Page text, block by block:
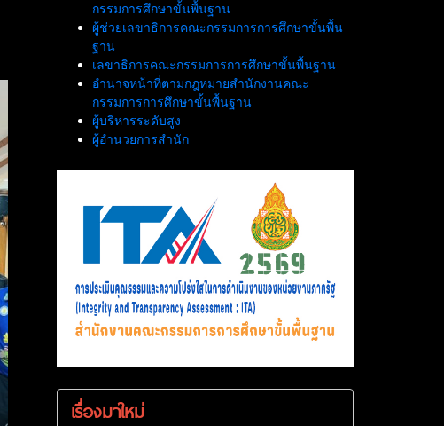
กรรมการศึกษาขั้นพื้นฐาน
ผู้ช่วยเลขาธิการคณะกรรมการการศึกษาขั้นพื้น
ฐาน
เลขาธิการคณะกรรมการการศึกษาขั้นพื้นฐาน
อำนาจหน้าที่ตามกฎหมายสำนักงานคณะ
กรรมการการศึกษาขั้นพื้นฐาน
ผู้บริหารระดับสูง
ผู้อำนวยการสำนัก
เรื่องมาใหม่